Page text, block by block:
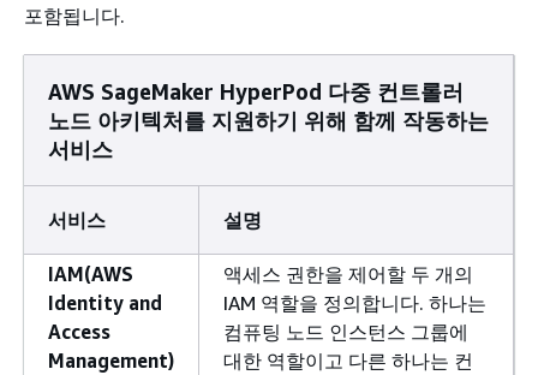
포함됩니다.
AWS SageMaker HyperPod 다중 컨트롤러
노드 아키텍처를 지원하기 위해 함께 작동하는
서비스
서비스 설명
IAM(AWS
Identity and
Access
Management)
액세스 권한을 제어할 두 개의
IAM 역할을 정의합니다. 하나는
컴퓨팅 노드 인스턴스 그룹에
대한 역할이고 다른 하나는 컨